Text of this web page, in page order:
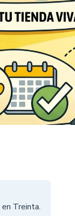
en Treinta.